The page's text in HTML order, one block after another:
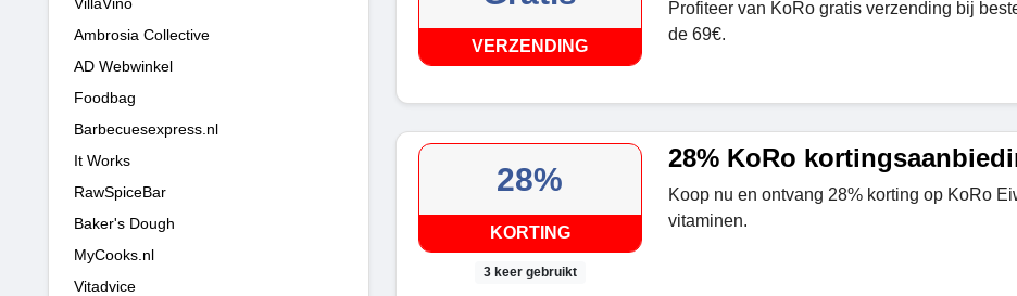
Ambrosia Collective
AD Webwinkel
Foodbag
Barbecuesexpress.nl
It Works
RawSpiceBar
Baker's Dough
MyCooks.nl
Vitadvice
VERZENDING
Profiteer van KoRo gratis verzending bij
de 69€.
28%
KORTING
3 keer gebruikt
28% KoRo
Koop nu en ontvang 28% korting op KoRo
vitaminen.